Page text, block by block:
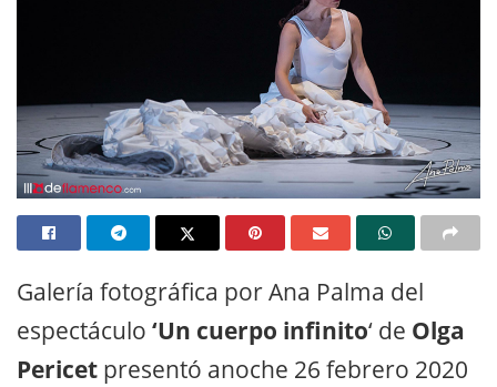
Galería fotográfica por Ana Palma del
espectáculo ‘Un cuerpo infinito‘ de Olga
Pericet presentó anoche 26 febrero 2020